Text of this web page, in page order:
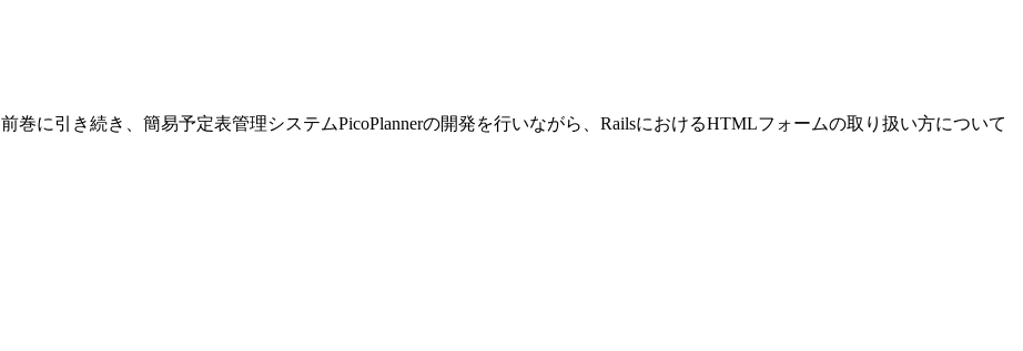
巻に引き続き、簡易予定表管理システムPicoPlannerの開発を行いながら、RailsにおけるHTMLフォームの取り扱い方について